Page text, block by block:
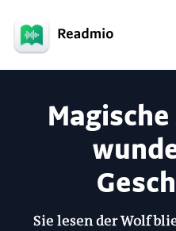
Sie lesen der Wolf